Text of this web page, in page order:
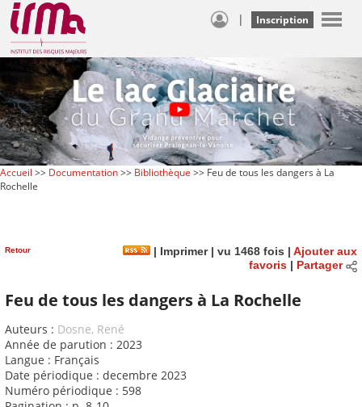
| Inscription
Accueil >> Documentation>> Bibliothèque >> Feu de tous les dangers à La
Rochelle
Retour | Imprimer| vu 1468 fois | Ajouter aux
favoris| Partager
Feu de tous les dangers à La Rochelle
Auteurs : Dosne, René
Année de parution : 2023
Langue : Français
Date périodique : decembre 2023
Numéro périodique : 598